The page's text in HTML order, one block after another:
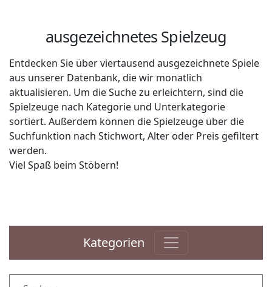
ausgezeichnetes Spielzeug
Entdecken Sie über viertausend ausgezeichnete Spiele
aus unserer Datenbank, die wir monatlich
aktualisieren. Um die Suche zu erleichtern, sind die
Spielzeuge nach Kategorie und Unterkategorie
sortiert. Außerdem können die Spielzeuge über die
Suchfunktion nach Stichwort, Alter oder Preis gefiltert
werden.
Viel Spaß beim Stöbern!
Kategorien